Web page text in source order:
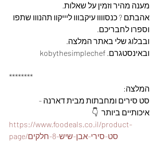
מענה מהיר וזמין על שאלות.
אהבתם ? כנסוווו עיקבווו ליייקוו תהנווו שתפו
וספרו לחבריכם.
ובבלוג שלי באתר המלצה.
ובאינסטגרם. kobythesimplechef
********
המלצה:
סט סירים ומחבתות מבית דארנה -
איכותיים ביותר  👇
https://www.foodeals.co.il/product-
page/סט-סירי-אבן-שיש-8-חלקים